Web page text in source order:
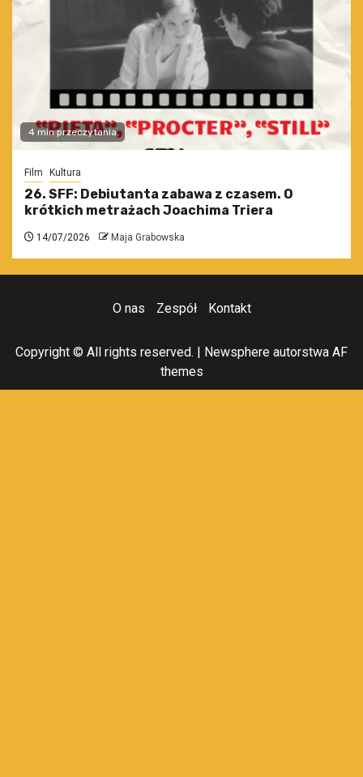
4 min przeczytania
Film Kultura
26. SFF: Debiutanta zabawa z czasem. O
krótkich metrażach Joachima Triera
14/07/2026 Maja Grabowska
O nas Zespół Kontakt
Copyright © All rights reserved. | Newsphere autorstwa AF
themes